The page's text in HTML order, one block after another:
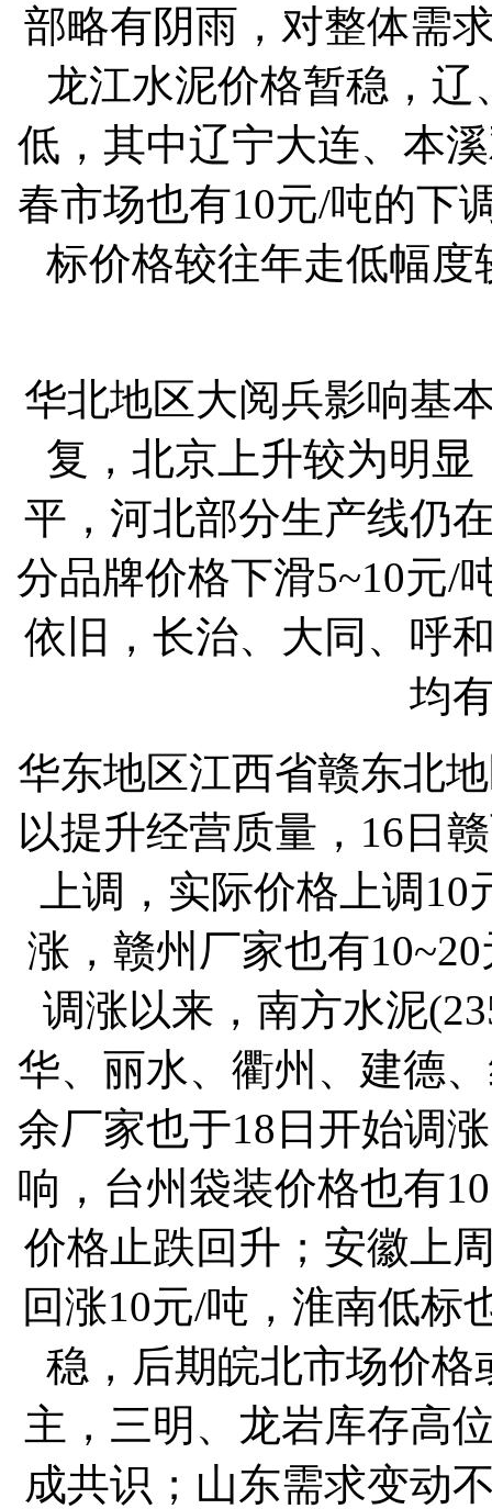
部略有阴雨，对整体需
龙江水泥价格暂稳，
低，其中辽宁大连、本
春市场也有10元/吨的下
标价格较往年走低幅
华北地区大阅兵影响基
复，北京上升较为明
平，河北部分生产线仍
分品牌价格下滑5~10元/
依旧，长治、大同、呼
均
华东地区江西省赣东北
以提升经营质量，16日
上调，实际价格上调
涨，赣州厂家也有
调涨以来，南方水泥
华、丽水、衢州、建德
余厂家也于18日开始调
响，台州袋装价格也有
价格止跌回升；安徽上
回涨10元/吨，淮南低标
稳，后期皖北市场价
主，三明、龙岩库存高
成共识；山东需求变动